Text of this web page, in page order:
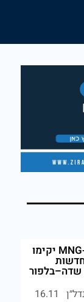
קבוצת גבאי ו-MNG יקימו
חדשות
16.11